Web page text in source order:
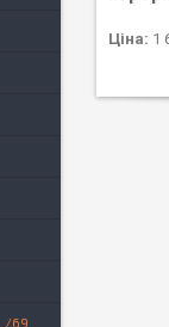
Ціна: 1
69